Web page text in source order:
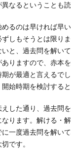
なるということも読
るのは早ければ早
しもそうとは限り
と、過去問を解い
りますので、赤本
が最適と言えるで
始時期を検討すると
した通り、過去問
ります。解ける・
一度過去問を解い
です。